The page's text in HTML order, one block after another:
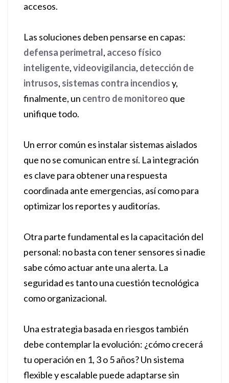
accesos.
Las soluciones deben pensarse en capas:
defensa perimetral, acceso físico
inteligente,videovigilancia, detección de
intrusos, sistemas contra incendiosy,
finalmente, un centro de monitoreo que
unifique todo.
Un error común es instalar sistemas aislados
que no se comunican entre sí. La integración
es clave para obtener una respuesta
coordinada ante emergencias, así como para
optimizar los reportes y auditorías.
Otra parte fundamental es la capacitación del
personal: no basta con tener sensores si nadie
sabe cómo actuar ante una alerta. La
seguridad es tanto una cuestión tecnológica
como organizacional.
Una estrategia basada en riesgos también
debe contemplar la evolución: ¿cómo crecerá
tu operación en 1, 3 o 5 años? Un sistema
flexible y escalable puede adaptarse sin